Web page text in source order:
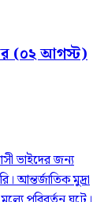
(০২ আগস্ট)
ভাইদের জন্য
আন্তর্জাতিক মুদ্রা